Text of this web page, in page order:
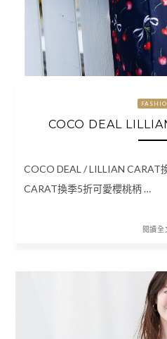
COCO DEAL
COCO DEAL / LILLIAN CARAT
CARAT換季5折可愛櫻桃柄 …
閱讀全